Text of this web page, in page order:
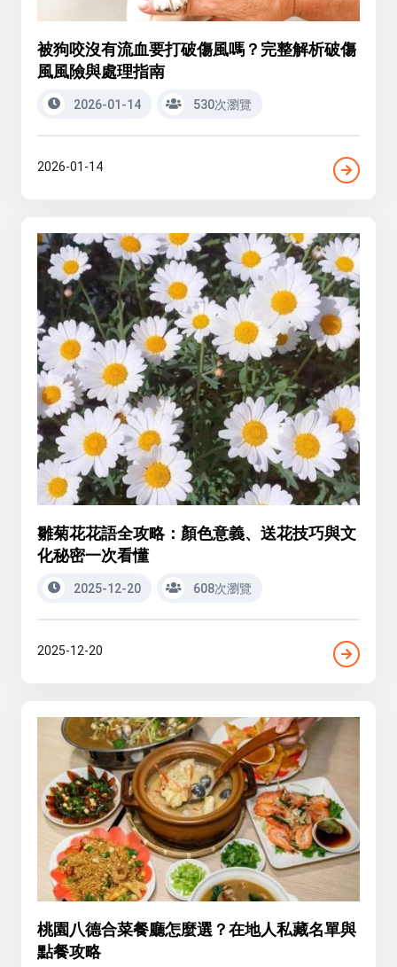
被狗咬沒有流血要打破傷風嗎？完整解析破傷
風風險與處理指南
2026-01-14 530次瀏覽
2026-01-14
雛菊花花語全攻略：顏色意義、送花技巧與文
化秘密一次看懂
2025-12-20 608次瀏覽
2025-12-20
桃園八德合菜餐廳怎麼選？在地人私藏名單與
點餐攻略